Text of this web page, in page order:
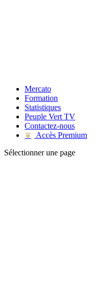
Mercato
Formation
Statistiques
Peuple Vert TV
Contactez-nous
♛
Accès Premium
Sélectionner une page